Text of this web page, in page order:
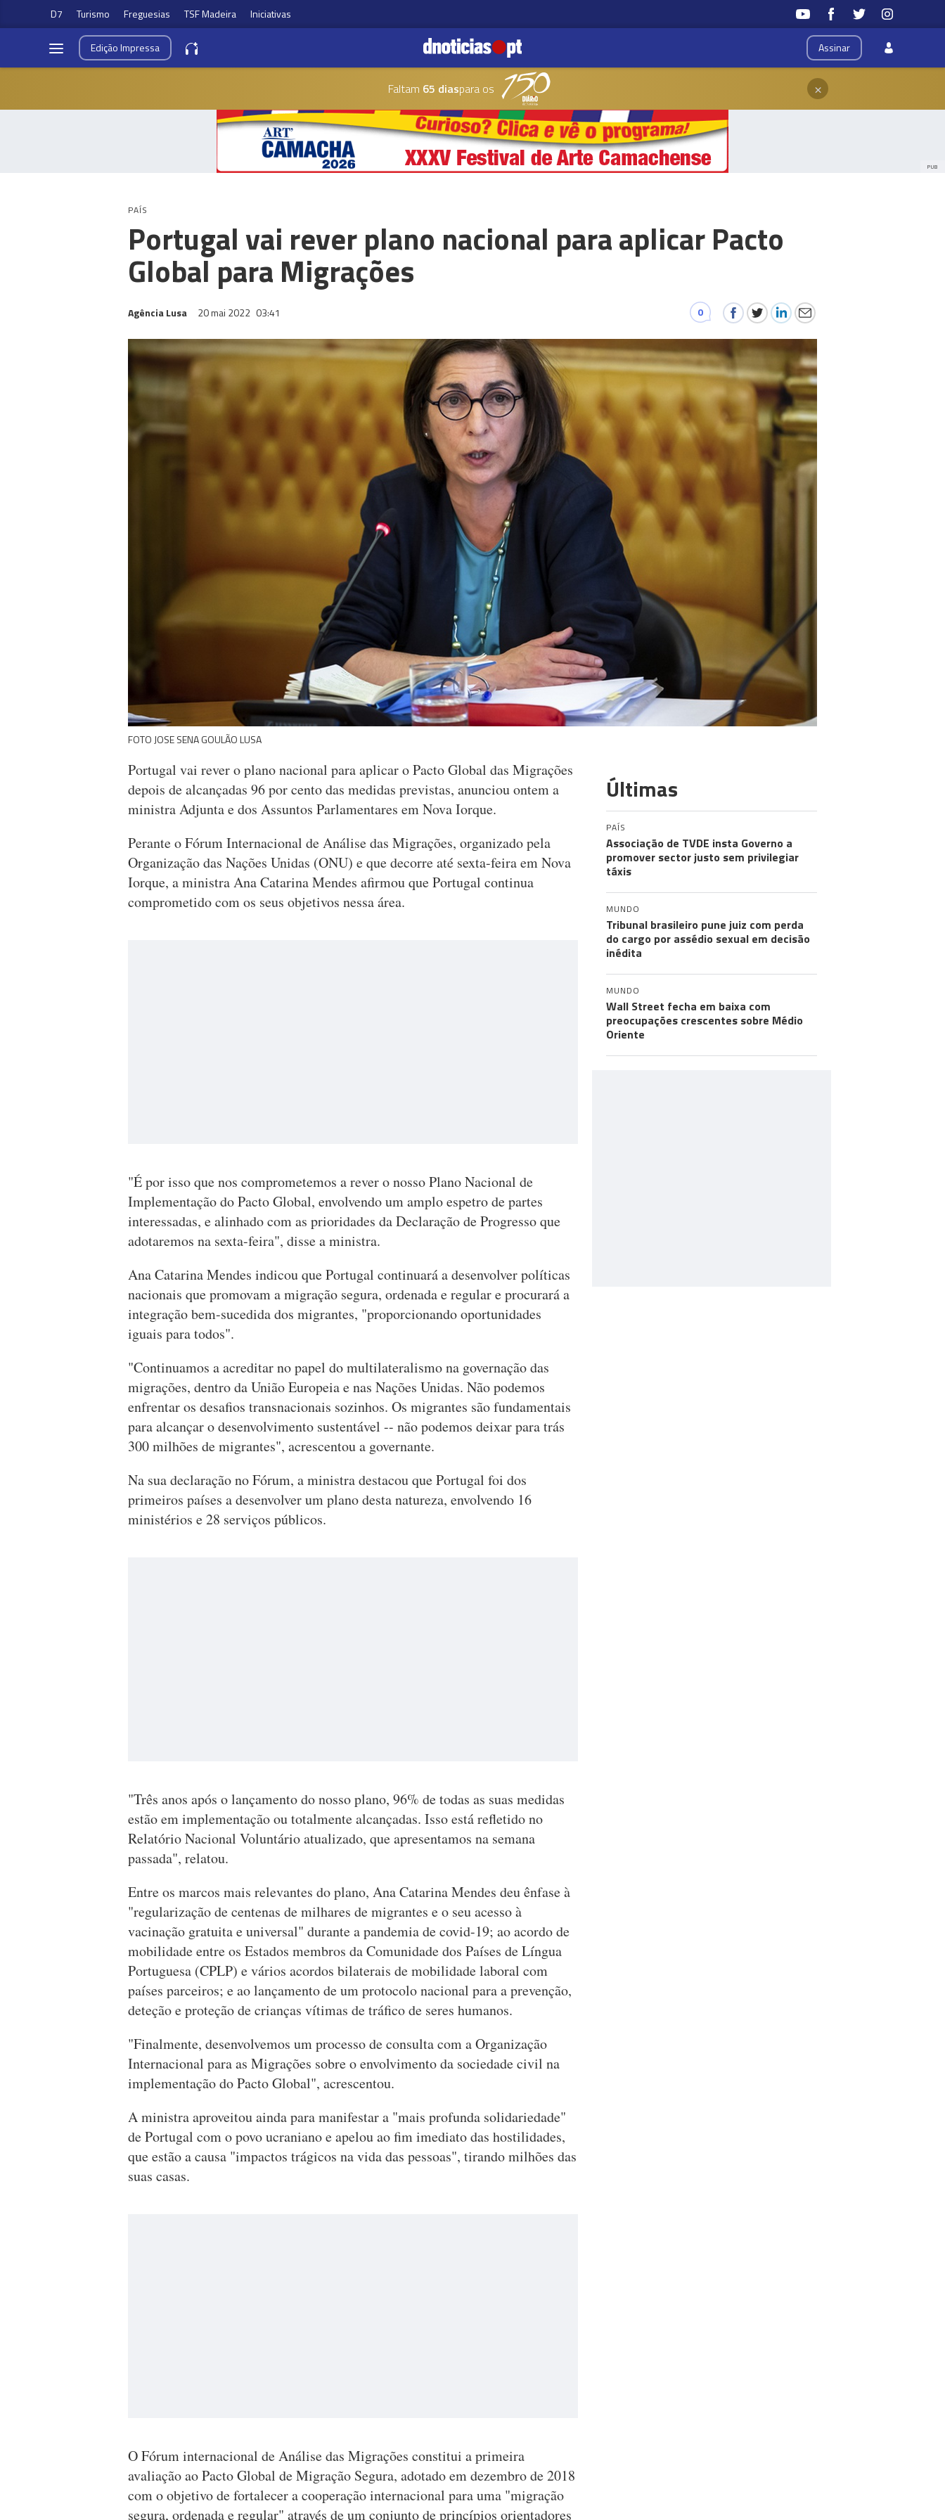
D7 Turismo Freguesias TSF Madeira Iniciativas
Assinar
EdiçãoImpressa
Faltam 65 diaspara os ×
PUB
PAÍS
Portugal vai rever plano nacional para aplicar Pacto
Global para Migrações
Agência Lusa 20 mai 2022 03:41 0
FOTO JOSE SENA GOULÃO LUSA
Portugal vai rever o plano nacional para aplicar o Pacto Global das Migrações
depois de alcançadas 96 por cento das medidas previstas, anunciou ontem a
ministra Adjunta e dos Assuntos Parlamentares em Nova Iorque.
Perante o Fórum Internacional de Análise das Migrações, organizado pela
Organização das Nações Unidas (ONU) e que decorre até sexta-feira em Nova
Iorque, a ministra Ana Catarina Mendes afirmou que Portugal continua
comprometido com os seus objetivos nessa área.
"É por isso que nos comprometemos a rever o nosso Plano Nacional de
Implementação do Pacto Global, envolvendo um amplo espetro de partes
interessadas, e alinhado com as prioridades da Declaração de Progresso que
adotaremos na sexta-feira", disse a ministra.
Ana Catarina Mendes indicou que Portugal continuará a desenvolver políticas
nacionais que promovam a migração segura, ordenada e regular e procurará a
integração bem-sucedida dos migrantes, "proporcionando oportunidades
iguais para todos".
"Continuamos a acreditar no papel do multilateralismo na governação das
migrações, dentro da União Europeia e nas Nações Unidas. Não podemos
enfrentar os desafios transnacionais sozinhos. Os migrantes são fundamentais
para alcançar o desenvolvimento sustentável -- não podemos deixar para trás
300 milhões de migrantes", acrescentou a governante.
Na sua declaração no Fórum, a ministra destacou que Portugal foi dos
primeiros países a desenvolver um plano desta natureza, envolvendo 16
ministérios e 28 serviços públicos.
"Três anos após o lançamento do nosso plano, 96% de todas as suas medidas
estão em implementação ou totalmente alcançadas. Isso está refletido no
Relatório Nacional Voluntário atualizado, que apresentamos na semana
passada", relatou.
Entre os marcos mais relevantes do plano, Ana Catarina Mendes deu ênfase à
"regularização de centenas de milhares de migrantes e o seu acesso à
vacinação gratuita e universal" durante a pandemia de covid-19; ao acordo de
mobilidade entre os Estados membros da Comunidade dos Países de Língua
Portuguesa (CPLP) e vários acordos bilaterais de mobilidade laboral com
países parceiros; e ao lançamento de um protocolo nacional para a prevenção,
deteção e proteção de crianças vítimas de tráfico de seres humanos.
"Finalmente, desenvolvemos um processo de consulta com a Organização
Internacional para as Migrações sobre o envolvimento da sociedade civil na
implementação do Pacto Global", acrescentou.
A ministra aproveitou ainda para manifestar a "mais profunda solidariedade"
de Portugal com o povo ucraniano e apelou ao fim imediato das hostilidades,
que estão a causa "impactos trágicos na vida das pessoas", tirando milhões das
suas casas.
O Fórum internacional de Análise das Migrações constitui a primeira
avaliação ao Pacto Global de Migração Segura, adotado em dezembro de 2018
com o objetivo de fortalecer a cooperação internacional para uma "migração
segura, ordenada e regular" através de um conjunto de princípios orientadores
Últimas
PAÍS
Associação de TVDE insta Governo a
promover sector justo sem privilegiar
táxis
MUNDO
Tribunal brasileiro pune juiz com perda
do cargo por assédio sexual em decisão
inédita
MUNDO
Wall Street fecha em baixa com
preocupações crescentes sobre Médio
Oriente